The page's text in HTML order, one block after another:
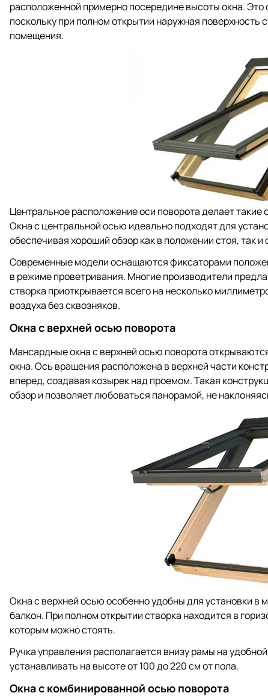
расположенной примерно посередине высоты окна.
поскольку при полном открытии наружная поверхность
помещения.
Центральное расположение оси поворота делает
Окна с центральной осью идеально подходят для
обеспечивая хороший обзор как в положении стоя, так и
Современные модели оснащаются фиксаторами
в режиме проветривания. Многие производители
створка приоткрывается всего на несколько
воздуха без сквозняков.
Окна с верхней осью поворота
Мансардные окна с верхней осью поворота
окна. Ось вращения расположена в верхней части
вперед, создавая козырек над проемом. Такая
обзор и позволяет любоваться панорамой, не
Окна с верхней осью особенно удобны для установки в
балкон. При полном открытии створка находится в
которым можно стоять.
Ручка управления располагается внизу рамы на
устанавливать на высоте от 100 до 220 см от пола.
Окна с комбинированной осью поворота